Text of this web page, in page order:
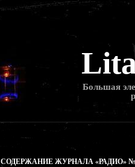
Большая
СОДЕРЖАНИЕ ЖУРНАЛА «РАДИО» №